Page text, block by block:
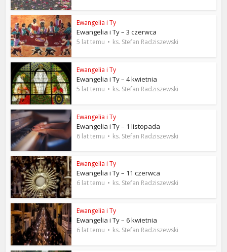
Ewangelia i Ty
Ewangelia i Ty – 3 czerwca
5 lat temu ks. Stefan Radziszewski
Ewangelia i Ty
Ewangelia i Ty – 4 kwietnia
5 lat temu ks. Stefan Radziszewski
Ewangelia i Ty
Ewangelia i Ty – 1 listopada
6 lat temu ks. Stefan Radziszewski
Ewangelia i Ty
Ewangelia i Ty – 11 czerwca
6 lat temu ks. Stefan Radziszewski
Ewangelia i Ty
Ewangelia i Ty – 6 kwietnia
6 lat temu ks. Stefan Radziszewski